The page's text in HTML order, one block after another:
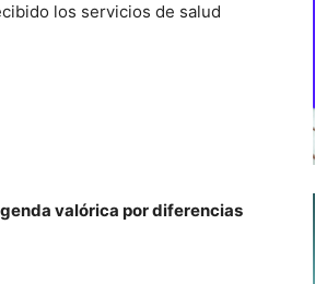
los servicios de salud
valórica por diferencias